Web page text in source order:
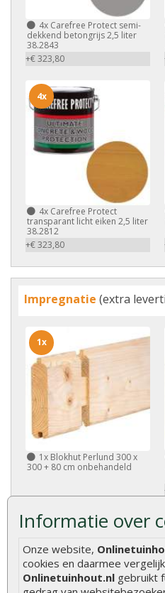
Informatie over
Onze website,
cookies en daarmee
Onlinetuinhout.nl gebruikt
4x Carefree Protect semi-
dekkend betongrijs 2,5 liter
38.2843
+€ 323,80
4x Carefree Protect
transparant licht eiken 2,5 liter
38.2812
+€ 323,80
4x
Impregnatie (extra
1x Blokhut Perlund 300 x
300 + 80 cm onbehandeld
1x
1x